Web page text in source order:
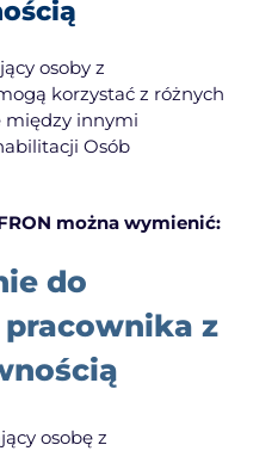
osoby z
korzystać z różnych
między innymi
Osób
można wymienić:
do
z
osobę z